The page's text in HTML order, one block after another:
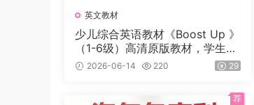
英文教材
少儿综合英语教材《Boost Up 》
（1-6级）高清原版教材，学生书
+课本答案试题+音频等，适合7-
2026-06-14 220 29
荐